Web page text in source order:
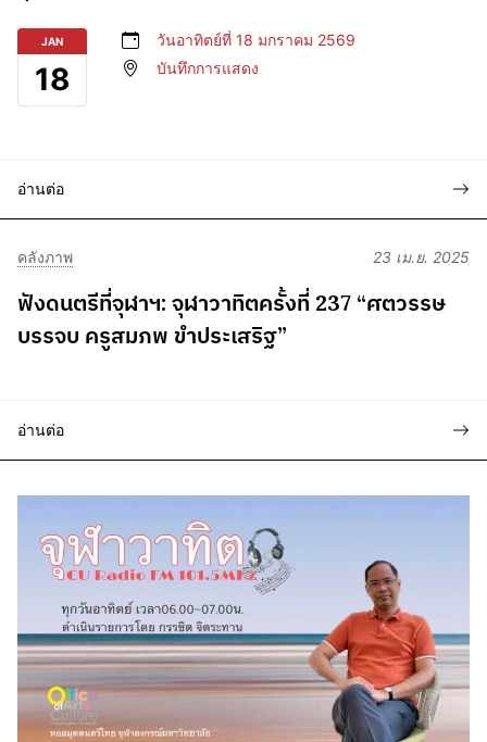
JAN
18
วันอาทิตย์ที่ 18 มกราคม 2569
บันทึกการแสดง
อ่านต่อ
คลังภาพ 23 เม.ย. 2025
ฟังดนตรีที่จุฬาฯ: จุฬาวาทิตครั้งที่ 237 “ศตวรรษ
บรรจบ ครูสมภพ ขำประเสริฐ”
อ่านต่อ